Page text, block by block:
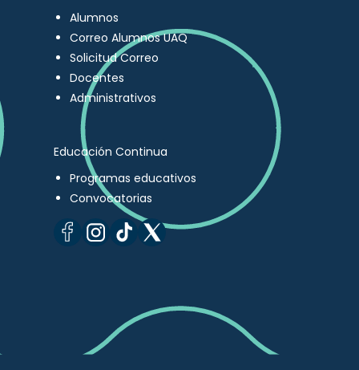
Alumnos
Correo Alumnos UAQ
Solicitud Correo
Docentes
Administrativos
Educación Continua
Programas educativos
Convocatorias